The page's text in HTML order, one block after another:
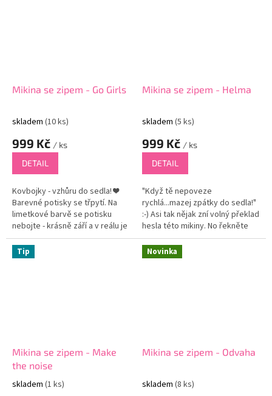
Mikina se zipem - Go Girls
skladem (10 ks)
999 Kč / ks
DETAIL
Kovbojky - vzhůru do sedla! ❤
Barevné potisky se třpytí. Na
limetkové barvě se potisku
nebojte - krásně září a v reálu je
vše super čitelné.
Mikina se zipem - Helma
skladem (5 ks)
999 Kč / ks
DETAIL
"Když tě nepoveze
rychlá...mazej zpátky do sedla!"
:-) Asi tak nějak zní volný překlad
hesla této mikiny. No řekněte
sami, není to fakt ze života?
Tip
Mikina se zipem - Make
the noise
skladem (1 ks)
Novinka
Mikina se zipem - Odvaha
skladem (8 ks)